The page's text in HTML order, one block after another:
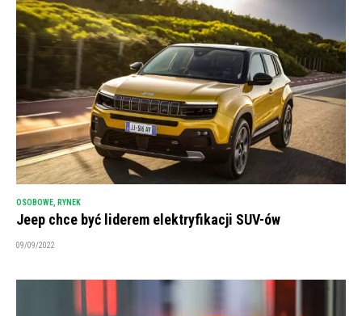
OSOBOWE, RYNEK
Jeep chce być liderem elektryfikacji SUV-ów
09/09/2022